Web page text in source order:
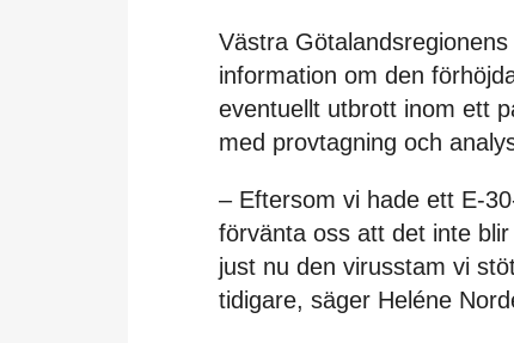
Västra
information om den
eventuellt utbrott inom ett
med provtagning och
– Eftersom vi hade ett E-
förvänta oss att det inte
just nu den virusstam vi
tidigare, säger Heléne